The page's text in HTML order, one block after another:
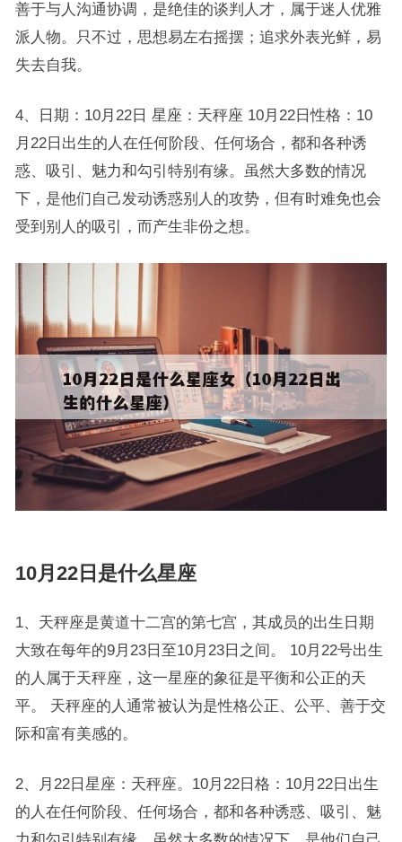
善于与人沟通协调，是绝佳的谈判人才，属于迷人优雅
派人物。只不过，思想易左右摇摆；追求外表光鲜，易
失去自我。
4、日期：10月22日 星座：天秤座 10月22日性格：10
月22日出生的人在任何阶段、任何场合，都和各种诱
惑、吸引、魅力和勾引特别有缘。虽然大多数的情况
下，是他们自己发动诱惑别人的攻势，但有时难免也会
受到别人的吸引，而产生非份之想。
10月22日是什么星座
1、天秤座是黄道十二宫的第七宫，其成员的出生日期
大致在每年的9月23日至10月23日之间。 10月22号出生
的人属于天秤座，这一星座的象征是平衡和公正的天
平。 天秤座的人通常被认为是性格公正、公平、善于交
际和富有美感的。
2、月22日星座：天秤座。10月22日格：10月22日出生
的人在任何阶段、任何场合，都和各种诱惑、吸引、魅